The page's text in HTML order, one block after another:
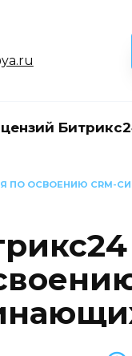
ПО ОСВОЕНИЮ CRM-